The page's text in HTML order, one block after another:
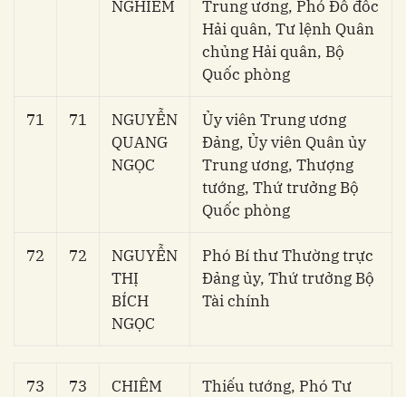
NGHIÊM
Trung ương, Phó Đô đốc
Hải quân, Tư lệnh Quân
chủng Hải quân, Bộ
Quốc phòng
71 71
NGUYỄN
QUANG
NGỌC
Ủy viên Trung ương
Đảng, Ủy viên Quân ủy
Trung ương, Thượng
tướng, Thứ trưởng Bộ
Quốc phòng
72 72
NGUYỄN
THỊ
BÍCH
NGỌC
Phó Bí thư Thường trực
Đảng ủy, Thứ trưởng Bộ
Tài chính
73 73
CHIÊM
Thiếu tướng, Phó Tư